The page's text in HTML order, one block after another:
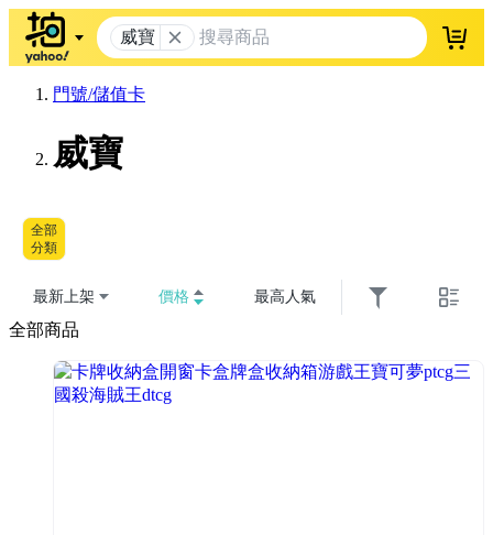
威寶 登入
門號/儲值卡
威寶
全部
分類
最新上架 價格 最高人氣
全部商品